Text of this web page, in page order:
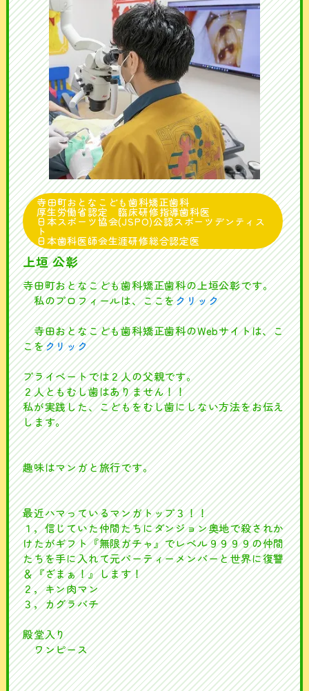
寺田町おとなこども歯科矯正歯科
厚生労働省認定 臨床研修指導歯科医
日本スポーツ協会(JSPO)公認スポーツデンティス
ト
日本歯科医師会生涯研修総合認定医
上垣 公彰
寺田町おとなこども歯科矯正歯科の上垣公彰です。
私のプロフィールは、ここをクリック
寺田おとなこども歯科矯正歯科のWebサイトは、こ
こをクリック
プライベートでは２人の父親です。
２人ともむし歯はありません！！
私が実践した、こどもをむし歯にしない方法をお伝え
します。
趣味はマンガと旅行です。
最近ハマっているマンガトップ３！！
１，信じていた仲間たちにダンジョン奥地で殺されか
けたがギフト『無限ガチャ』でレベル９９９９の仲間
たちを手に入れて元パーティーメンバーと世界に復讐
＆『ざまぁ！』します！
２，キン肉マン
３，カグラバチ
殿堂入り
ワンピース